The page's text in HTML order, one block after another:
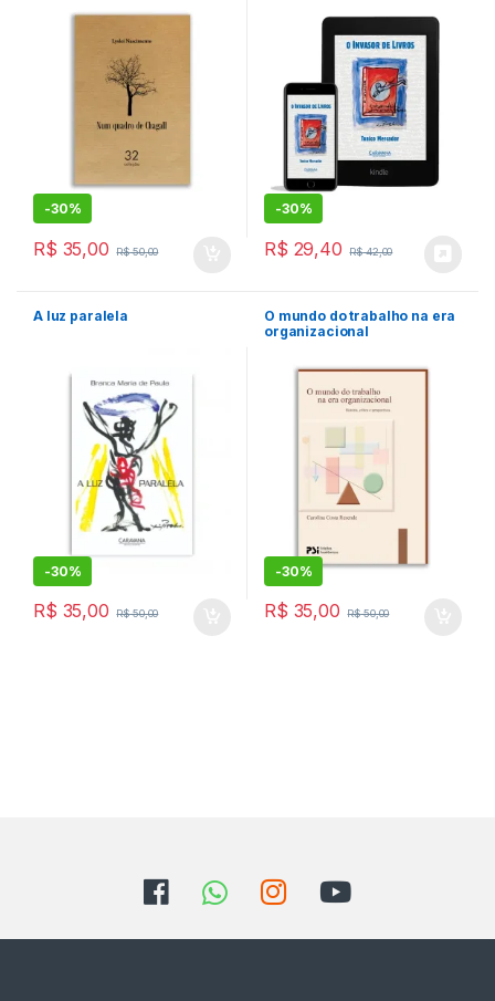
-30%
R$ 35,00 R$50,00
-30%
R$ 29,40 R$42,00
A luz paralela
-30%
R$ 35,00 R$50,00
O mundo do trabalho na era
organizacional
-30%
R$ 35,00 R$50,00